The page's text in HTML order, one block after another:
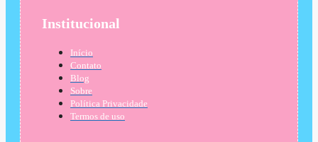
Institucional
Início
Contato
Blog
Sobre
Política Privacidade
Termos de uso